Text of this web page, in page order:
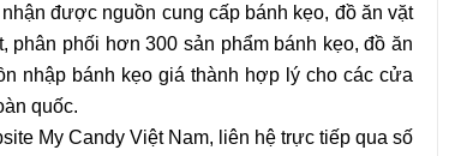
được nguồn cung cấp bánh kẹo, đồ ăn vặt
phân phối hơn 300 sản phẩm bánh kẹo, đồ ăn
nhập bánh kẹo giá thành hợp lý cho các cửa
quốc.
My Candy Việt Nam, liên hệ trực tiếp qua số